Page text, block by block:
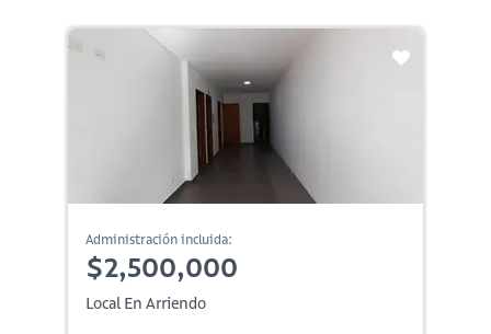
Administración incluida:
$2,500,000
Local En Arriendo